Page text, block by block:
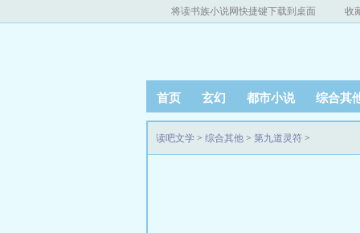
将读书族小说网快捷键下载到桌面 收
首页 玄幻 都市小说 综合其
读吧文学 > 综合其他 > 第九道灵符 >